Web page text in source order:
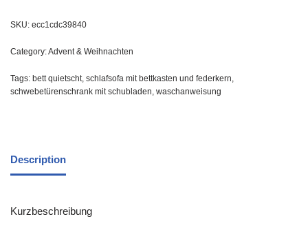
SKU: ecc1cdc39840
Category:Advent & Weihnachten
Tags: bett quietscht schlafsofa mit bettkasten und federkern
schwebetürenschrank mit schubladen waschanweisung
Description
Kurzbeschreibung